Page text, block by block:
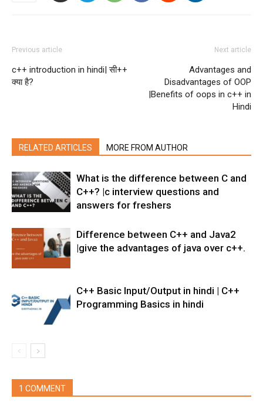
Previous article
c++ introduction in hindi| सी++
क्या है?
Next article
Advantages and
Disadvantages of OOP
|Benefits of oops in c++ in
Hindi
RELATED ARTICLES MORE FROM AUTHOR
What is the difference between C and
C++? |c interview questions and
answers for freshers
Difference between C++ and Java2
|give the advantages of java over c++.
C++ Basic Input/Output in hindi | C++
Programming Basics in hindi
1 COMMENT